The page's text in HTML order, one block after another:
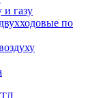
и газу
по